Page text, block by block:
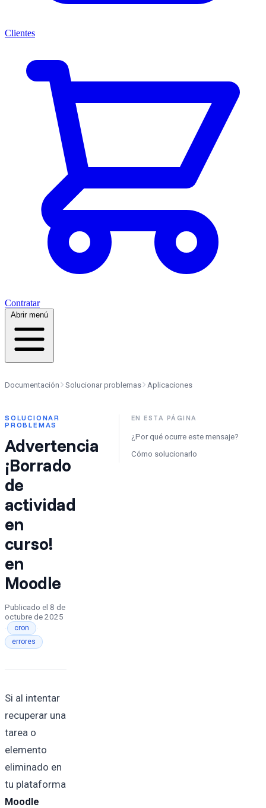
Clientes
Contratar
Abrir menú
Documentación Solucionar problemas Aplicaciones
SOLUCIONAR
PROBLEMAS
Advertencia
¡Borrado
de
actividad
en
curso!
en
Moodle
Publicado el 8 de
octubre de 2025
·
cron ·
errores
Si al intentar
recuperar una
tarea o
elemento
eliminado en
tu plataforma
Moodle
EN ESTA PÁGINA
¿Por qué ocurre este mensaje?
Cómo solucionarlo